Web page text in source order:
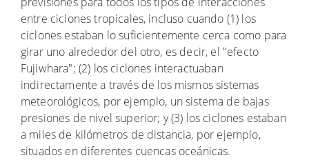
entre ciclones tropicales, incluso cuando (1) los
ciclones estaban lo suficientemente cerca como para
girar uno alrededor del otro, es decir, el "efecto
Fujiwhara"; (2) los ciclones interactuaban
indirectamente a través de los mismos sistemas
meteorológicos, por ejemplo, un sistema de bajas
presiones de nivel superior; y (3) los ciclones estaban
a miles de kilómetros de distancia, por ejemplo,
situados en diferentes cuencas oceánicas.